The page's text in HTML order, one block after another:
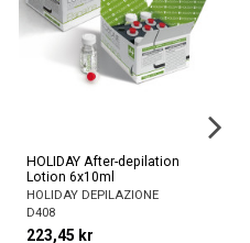
HOLIDAY Kosmetiskt puder
(fläderbär/zinkoxid) 100g
HOLIDAY DEPILAZIONE
A020
365,58 kr